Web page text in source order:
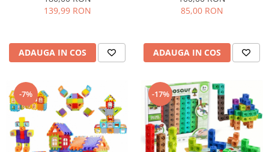
piese
139,99 RON
ADAUGA IN COS
85,00 RON
ADAUGA IN COS
-7% -17%